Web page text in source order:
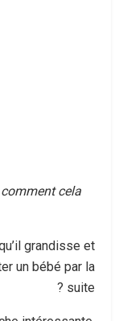
cela
grandisse et
un bébé par la
suite ?